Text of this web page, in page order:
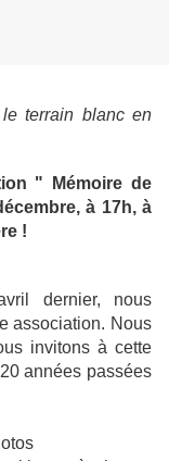
terrain blanc en
" Mémoire de
à 17h, à
!
dernier, nous
association. Nous
invitons à cette
années passées